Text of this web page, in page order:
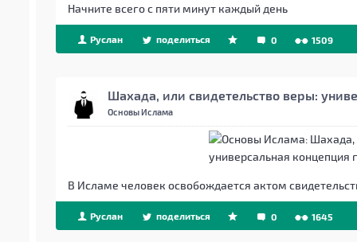
Начните всего с пяти минут каждый день
Руслан поделиться 0 1509
Шахада, или свидетельство веры:
Основы Ислама
В Исламе человек освобождается актом
Руслан поделиться 0 1645